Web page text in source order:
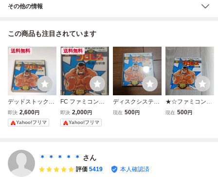
その他の情報
この商品も注目されています
送料無料
デッドストック
ファミコン ディス
クシステム プロレ
ス Nintendo 新
即決 2,600円
Yahoo!フリマ
送料無料
FC ファミコンデ
ィスクシステム
プロレス (取説・
ケース付き) 美品
即決 2,000円
Yahoo!フリマ
ディスクシステム
ファミコン プロレ
現在 500円
★☆ファミコンソ
フト(ディスクシス
現在 500円
＊ ＊ ＊ ＊ ＊ さん
評価 5419 本人確認済